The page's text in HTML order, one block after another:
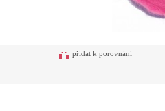
přidat k porovnání